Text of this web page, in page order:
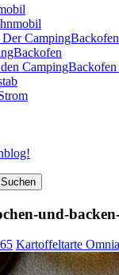
und-
Kartoffeltarte